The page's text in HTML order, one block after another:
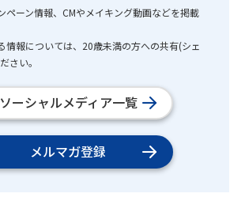
ペーン情報、CMやメイキング動画などを掲載
報については、20歳未満の方への共有(シェ
さい。
ソーシャルメディア一覧
メルマガ登録